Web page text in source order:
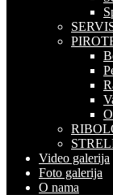
Video galerija
Foto galerija
O nama